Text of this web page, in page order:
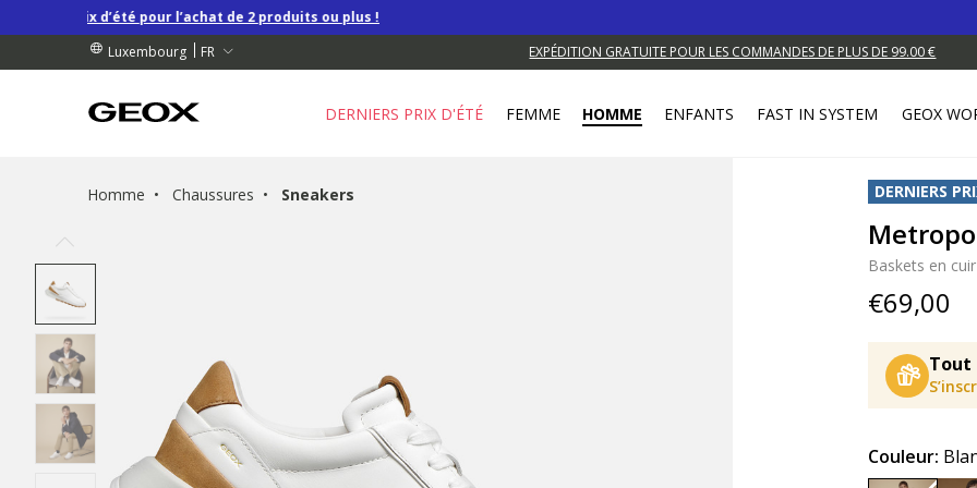
prix d’été pour l’achat de 2 produits ou plus !
Luxembourg
FR
DE PLUS DE 99.00 €
PROCHE DE CHEZ VOUS. EXPÉDITION GRATUITE POUR LES COMMANDES DE PLUS DE 99.00 €
DERNIERS PRIX D'ÉTÉ FEMME HOMME ENFANTS FAST IN SYSTEM GEOX
Homme Chaussures Sneakers DERNIERS
Baskets en cuir
€69,00
Tout
Couleur: